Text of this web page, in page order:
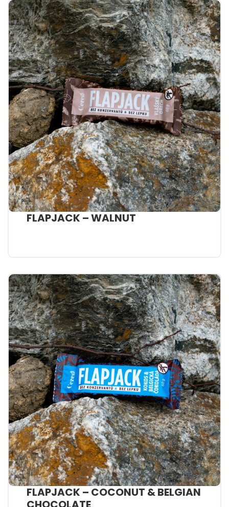
FLAPJACK – WALNUT
FLAPJACK – COCONUT & BELGIAN